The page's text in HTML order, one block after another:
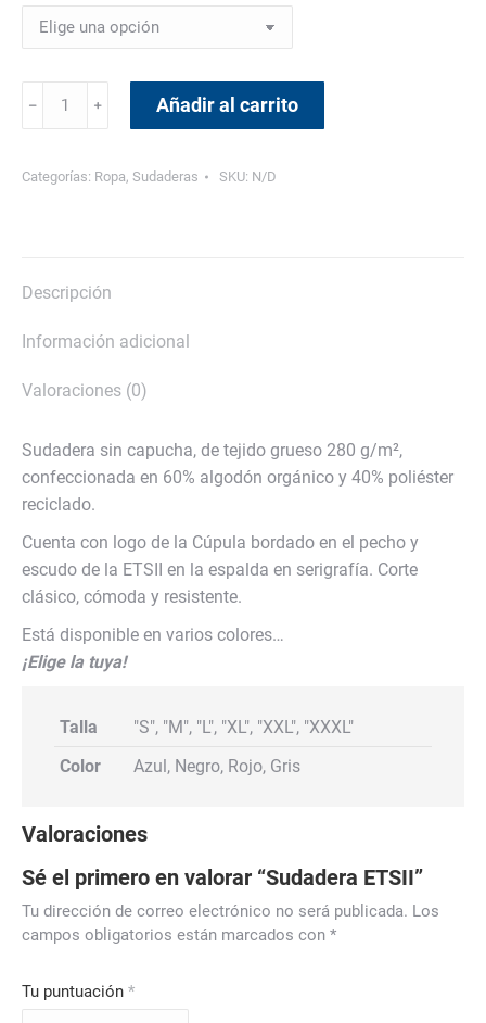
Sudadera
﹣ ﹢ Añadir al carrito
Categorías: Ropa, Sudaderas SKU: N/D
Descripción
Información adicional
Valoraciones (0)
Sudadera sin capucha, de tejido grueso 280 g/m²,
confeccionada en 60% algodón orgánico y 40% poliéster
reciclado.
Cuenta con logo de la Cúpula bordado en el pecho y
escudo de la ETSII en la espalda en serigrafía. Corte
clásico, cómoda y resistente.
Está disponible en varios colores…
¡Elige la tuya!
Talla
"S", "M", "L", "XL", "XXL", "XXXL"
Color
Azul, Negro, Rojo, Gris
Valoraciones
Sé el primero en valorar “Sudadera ETSII”
Tu dirección de correo electrónico no será publicada. Los
campos obligatorios están marcados con *
Tu puntuación *